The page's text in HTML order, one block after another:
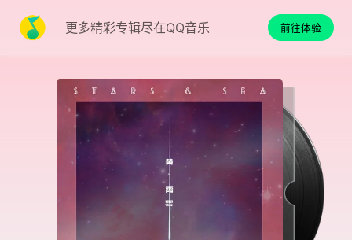
更多精彩专辑尽在QQ音乐 前往体验